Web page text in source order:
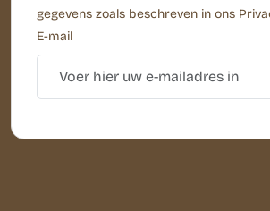
gegevens zoals beschreven in ons
E-mail